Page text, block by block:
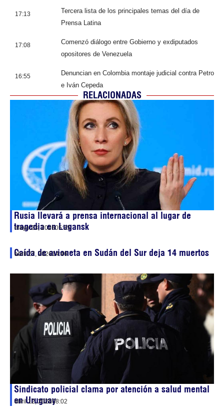
17:13
Tercera lista de los principales temas del día de
Prensa Latina
17:08
Comenzó diálogo entre Gobierno y exdiputados
opositores de Venezuela
16:55
Denuncian en Colombia montaje judicial contra Petro
e Iván Cepeda
RELACIONADAS
Rusia llevará a prensa internacional al lugar de
tragedia en Lugansk
mayo 23, 202605:35
Caída de avioneta en Sudán del Sur deja 14 muertos
abril 27, 202614:46
Sindicato policial clama por atención a salud mental
en Uruguay
abril 12, 202608:02